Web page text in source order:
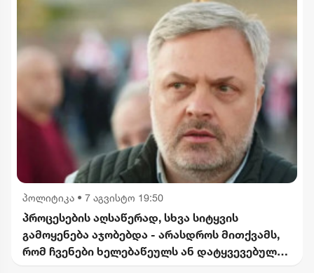
პოლიტიკა • 7 აგვისტო 19:50
პროცესების აღსაწერად, სხვა სიტყვის
გამოყენება აჯობებდა - არასდროს მითქვამს,
რომ ჩვენები ხელებაწეულს ან დატყვევებულს